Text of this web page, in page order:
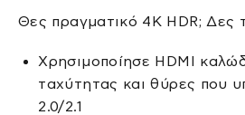
Θες πραγματικό 4K HDR; Δες
Χρησιμοποίησε HDMI
ταχύτητας και θύρες που
2.0/2.1